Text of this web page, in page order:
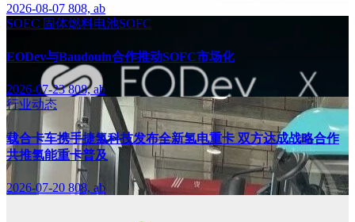
2026-08-07 808, ab
SOEC 固体燃料电池SOFC
EODev与Baudouin合作推动SOFC市场化
2026-07-23808, ab
行业动态
载合卡车携手捷氢科技发布全新氢电重卡 双方达成战略合作
共推氢能重卡普及
2026-07-20 808, ab